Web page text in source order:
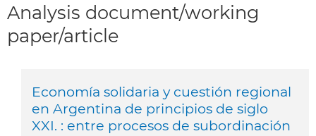
Analysis document/working
paper/article
Economía solidaria y cuestión regional
en Argentina de principios de siglo
XXI. : entre procesos de subordinación